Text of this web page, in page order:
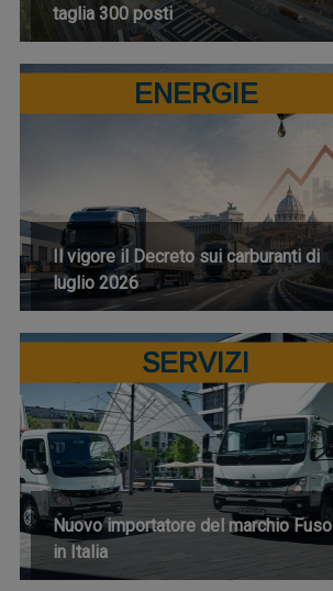
taglia 300 posti
ENERGIE
Il vigore il Decreto sui carburanti di
luglio 2026
SERVIZI
Nuovo importatore del marchio Fuso
in Italia